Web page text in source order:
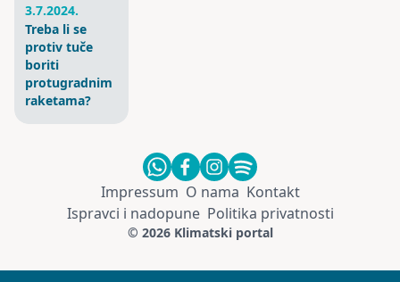
3.7.2024.
Treba li se
protiv tuče
boriti
protugradnim
raketama?
Impressum O nama Kontakt
Ispravci i nadopune Politika privatnosti
© 2026 Klimatski portal